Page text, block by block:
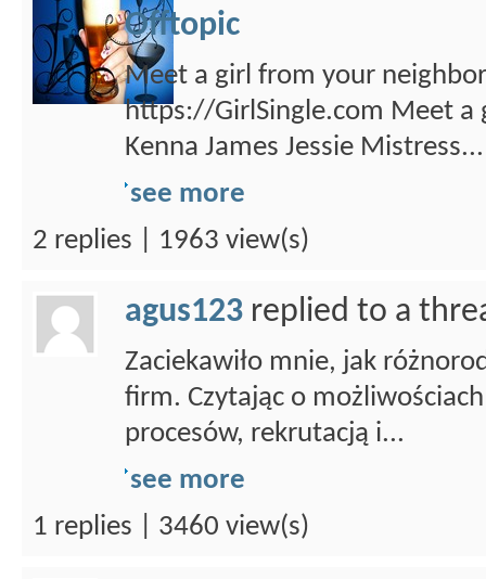
Offtopic
Meet a girl from your
https://GirlSingle.com Meet a
Kenna James Jessie Mistress...
see more
2 replies | 1963 view(s)
agus123 replied to a
Zaciekawiło mnie, jak
firm. Czytając o
procesów, rekrutacją i...
see more
1 replies | 3460 view(s)